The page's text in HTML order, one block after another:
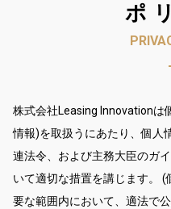
ポ
株式会社Leasing Innovationは
情報)を取扱うにあたり、個人
連法令、および主務大臣のガ
いて適切な措置を講じます。
要な範囲内において、適法で